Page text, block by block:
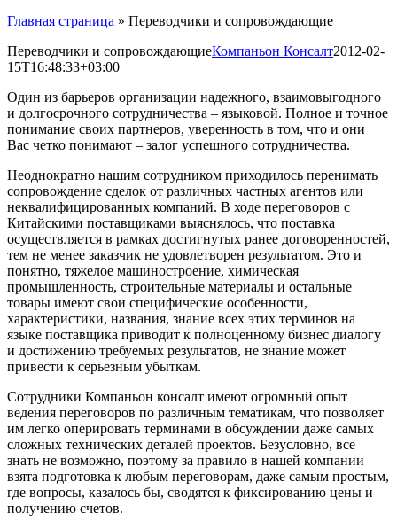
Главная страница » Переводчики и сопровождающие
Переводчики и сопровождающиеКомпаньон Консалт2012-02-
15T16:48:33+03:00
Один из барьеров организации надежного, взаимовыгодного
и долгосрочного сотрудничества – языковой. Полное и точное
понимание своих партнеров, уверенность в том, что и они
Вас четко понимают – залог успешного сотрудничества.
Неоднократно нашим сотрудником приходилось перенимать
сопровождение сделок от различных частных агентов или
неквалифицированных компаний. В ходе переговоров с
Китайскими поставщиками выяснялось, что поставка
осуществляется в рамках достигнутых ранее договоренностей,
тем не менее заказчик не удовлетворен результатом. Это и
понятно, тяжелое машиностроение, химическая
промышленность, строительные материалы и остальные
товары имеют свои специфические особенности,
характеристики, названия, знание всех этих терминов на
языке поставщика приводит к полноценному бизнес диалогу
и достижению требуемых результатов, не знание может
привести к серьезным убыткам.
Сотрудники Компаньон консалт имеют огромный опыт
ведения переговоров по различным тематикам, что позволяет
им легко оперировать терминами в обсуждении даже самых
сложных технических деталей проектов. Безусловно, все
знать не возможно, поэтому за правило в нашей компании
взята подготовка к любым переговорам, даже самым простым,
где вопросы, казалось бы, сводятся к фиксированию цены и
получению счетов.